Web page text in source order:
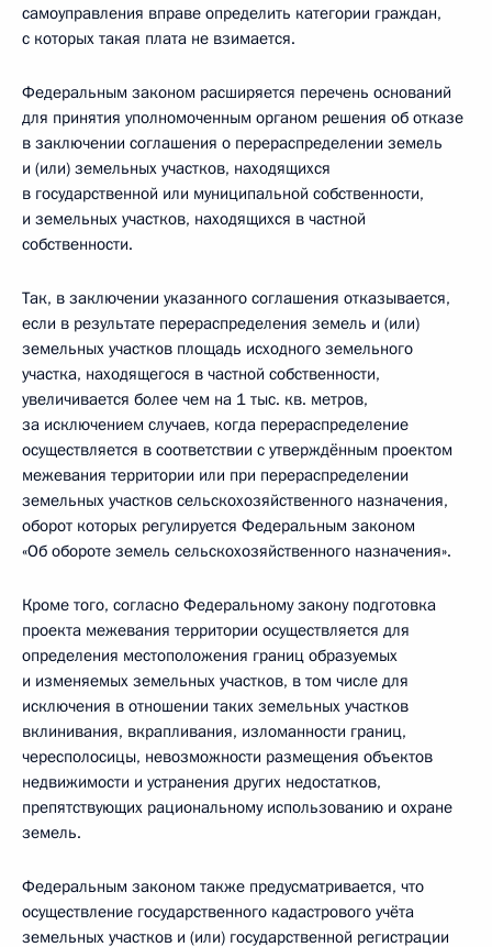
самоуправления вправе определить категории граждан,
с которых такая плата не взимается.
Федеральным законом расширяется перечень оснований
для принятия уполномоченным органом решения об отказе
в заключении соглашения о перераспределении земель
и (или) земельных участков, находящихся
в государственной или муниципальной собственности,
и земельных участков, находящихся в частной
собственности.
Так, в заключении указанного соглашения отказывается,
если в результате перераспределения земель и (или)
земельных участков площадь исходного земельного
участка, находящегося в частной собственности,
увеличивается более чем на 1 тыс. кв. метров,
за исключением случаев, когда перераспределение
осуществляется в соответствии с утверждённым проектом
межевания территории или при перераспределении
земельных участков сельскохозяйственного назначения,
оборот которых регулируется Федеральным законом
«Об обороте земель сельскохозяйственного назначения».
Кроме того, согласно Федеральному закону подготовка
проекта межевания территории осуществляется для
определения местоположения границ образуемых
и изменяемых земельных участков, в том числе для
исключения в отношении таких земельных участков
вклинивания, вкрапливания, изломанности границ,
чересполосицы, невозможности размещения объектов
недвижимости и устранения других недостатков,
препятствующих рациональному использованию и охране
земель.
Федеральным законом также предусматривается, что
осуществление государственного кадастрового учёта
земельных участков и (или) государственной регистрации